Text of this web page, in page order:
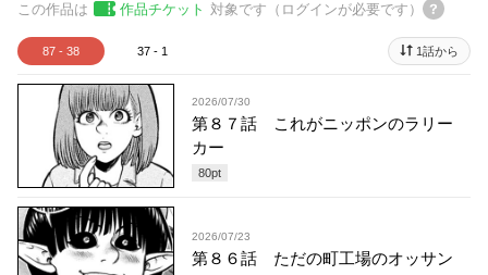
この作品は 作品チケット 対象です（ログインが必要です）
87 - 38 37 - 1 1話から
2026/07/30
第８７話 これがニッポンのラリー
カー
80pt
2026/07/23
第８６話 ただの町工場のオッサン